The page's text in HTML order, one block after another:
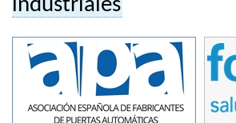
industriales